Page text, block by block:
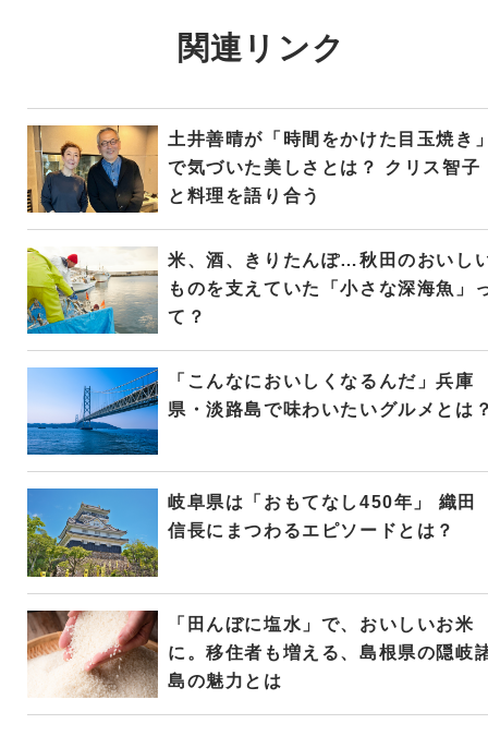
関連リンク
土井善晴が「時間をかけた目玉焼き
で気づいた美しさとは？ クリス智子
と料理を語り合う
米、酒、きりたんぽ…秋田のおいし
ものを支えていた「小さな深海魚」
て？
「こんなにおいしくなるんだ」兵庫
県・淡路島で味わいたいグルメとは
岐阜県は「おもてなし450年」 織田
信長にまつわるエピソードとは？
「田んぼに塩水」で、おいしいお米
に。移住者も増える、島根県の隠岐
島の魅力とは